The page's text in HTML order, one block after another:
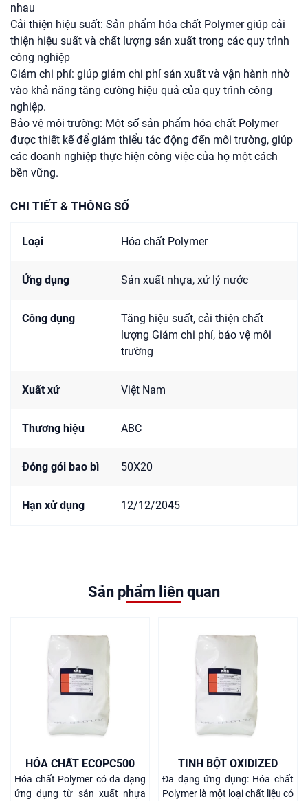
nhau
Cải thiện hiệu suất: Sản phẩm hóa chất Polymer giúp cải
thiện hiệu suất và chất lượng sản xuất trong các quy trình
công nghiệp
Giảm chi phí: giúp giảm chi phí sản xuất và vận hành nhờ
vào khả năng tăng cường hiệu quả của quy trình công
nghiệp.
Bảo vệ môi trường: Một số sản phẩm hóa chất Polymer
được thiết kế để giảm thiểu tác động đến môi trường, giúp
các doanh nghiệp thực hiện công việc của họ một cách
bền vững.
CHI TIẾT & THÔNG SỐ
Loại Hóa chất Polymer
Ứng dụng Sản xuất nhựa, xử lý nước
Công dụng
Tăng hiệu suất, cải thiện chất
lượng Giảm chi phí, bảo vệ môi
trường
Xuất xứ Việt Nam
Thương hiệu ABC
Đóng gói bao bì 50X20
Hạn xử dụng 12/12/2045
Sản phẩm iên quan
HÓA CHẤT ECOPC500
Hóa chất Polymer có đa dạng
ứng dụng từ sản xuất nhựa
TINH BỘT OXIDIZED
Đa dạng ứng dụng: Hóa chất
Polymer là một loại chất liệu có